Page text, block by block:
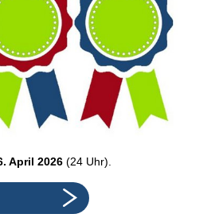
April 2026 (24 Uhr).